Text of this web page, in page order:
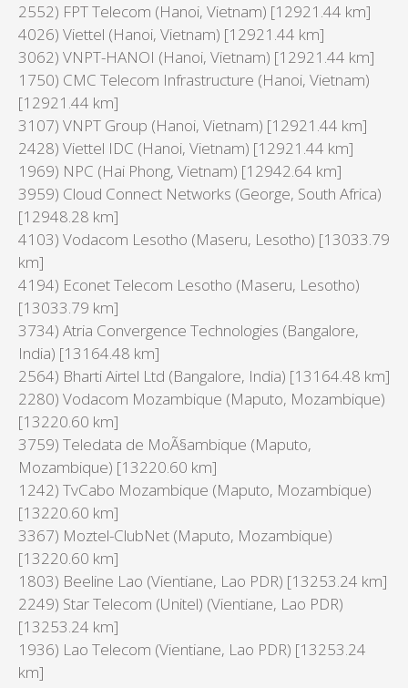
2552) FPT Telecom (Hanoi, Vietnam) [12921.44 km]
4026) Viettel (Hanoi, Vietnam) [12921.44 km]
3062) VNPT-HANOI (Hanoi, Vietnam) [12921.44 km]
1750) CMC Telecom Infrastructure (Hanoi, Vietnam)
[12921.44 km]
3107) VNPT Group (Hanoi, Vietnam) [12921.44 km]
2428) Viettel IDC (Hanoi, Vietnam) [12921.44 km]
1969) NPC (Hai Phong, Vietnam) [12942.64 km]
3959) Cloud Connect Networks (George, South Africa)
[12948.28 km]
4103) Vodacom Lesotho (Maseru, Lesotho) [13033.79
km]
4194) Econet Telecom Lesotho (Maseru, Lesotho)
[13033.79 km]
3734) Atria Convergence Technologies (Bangalore,
India) [13164.48 km]
2564) Bharti Airtel Ltd (Bangalore, India) [13164.48 km]
2280) Vodacom Mozambique (Maputo, Mozambique)
[13220.60 km]
3759) Teledata de MoÃ§ambique (Maputo,
Mozambique) [13220.60 km]
1242) TvCabo Mozambique (Maputo, Mozambique)
[13220.60 km]
3367) Moztel-ClubNet (Maputo, Mozambique)
[13220.60 km]
1803) Beeline Lao (Vientiane, Lao PDR) [13253.24 km]
2249) Star Telecom (Unitel) (Vientiane, Lao PDR)
[13253.24 km]
1936) Lao Telecom (Vientiane, Lao PDR) [13253.24
km]